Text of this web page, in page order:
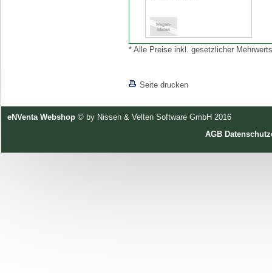
* Alle Preise inkl. gesetzlicher
Seite drucken
eNVenta Webshop © by Nissen & Velten Software GmbH 2016
AGB